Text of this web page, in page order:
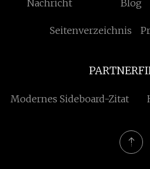
Nachricht Blog
Seitenverzeichnis
Modernes Sideboard-Zitat